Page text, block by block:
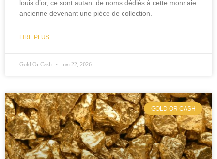
louis d’or, ce sont autant de noms dédiés à cette monnaie
ancienne devenant une pièce de collection.
LIRE PLUS
Gold Or Cash mai 22, 2026
GOLD OR CASH